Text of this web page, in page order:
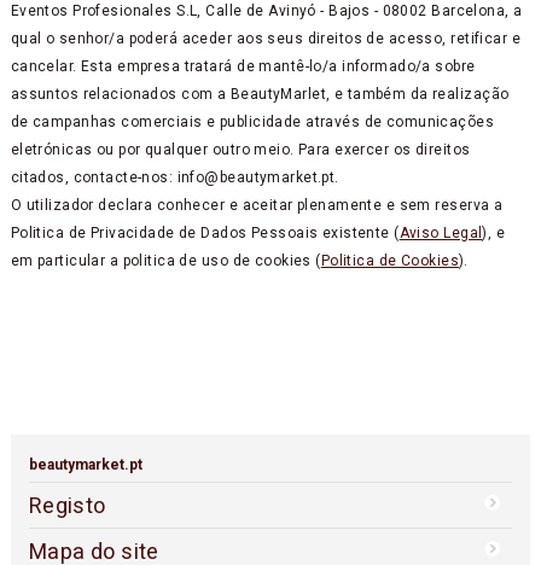
Eventos Profesionales S.L, Calle de Avinyó - Bajos - 08002 Barcelona, a
qual o senhor/a poderá aceder aos seus direitos de acesso, retificar e
cancelar. Esta empresa tratará de mantê-lo/a informado/a sobre
assuntos relacionados com a BeautyMarlet, e também da realização
de campanhas comerciais e publicidade através de comunicações
eletrónicas ou por qualquer outro meio. Para exercer os direitos
citados, contacte-nos: info@beautymarket.pt.
O utilizador declara conhecer e aceitar plenamente e sem reserva a
Politica de Privacidade de Dados Pessoais existente (Aviso Legal), e
em particular a politica de uso de cookies (Politica de Cookies).
beautymarket.pt
Registo
Mapa do site